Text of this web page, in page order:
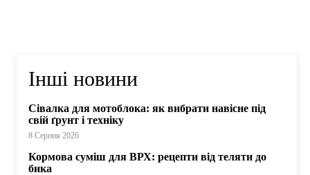
Інші новини
Сівалка для мотоблока: як вибрати навісне під
свій ґрунт і техніку
8 Серпня 2026
Кормова суміш для ВРХ: рецепти від теляти до
бика